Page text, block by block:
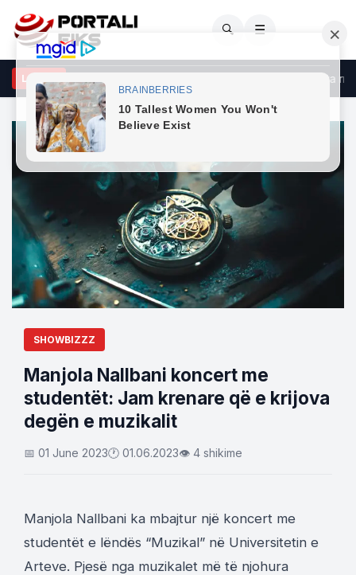
🔍 ☰
LAJME
godet opozitën: Po bllokon shtetin me shpresën se do ta
SHOWBIZZZ
Manjola Nallbani koncert me
studentët: Jam krenare që e krijova
degën e muzikalit
📅 01 June 2023🕐 01.06.2023👁 4 shikime
Manjola Nallbani ka mbajtur një koncert me
studentët e lëndës “Muzikal” në Universitetin e
Arteve. Pjesë nga muzikalet më të njohura